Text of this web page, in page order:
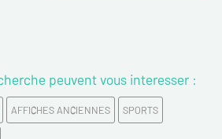
peuvent vous interesser :
AFFICHES ANCIENNES SPORTS